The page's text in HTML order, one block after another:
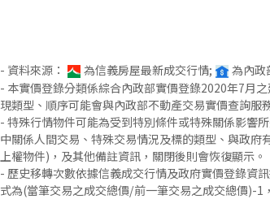
- 資料來源： 為信義房屋最新成交行情; 為內政
- 本實價登錄分類係綜合內政部實價登錄2020年7月
現類型、順序可能會與內政部不動產交易實價查詢服
- 特殊行情物件可能為受到特別條件或特殊關係影響
中關係人間交易、特殊交易情況及標的類型、與政
上權物件)，及其他備註資訊，關閉後則會恢復顯示。
- 歷史移轉次數依據信義成交行情及政府實價登錄資
式為(當筆交易之成交總價/前一筆交易之成交總價)-1